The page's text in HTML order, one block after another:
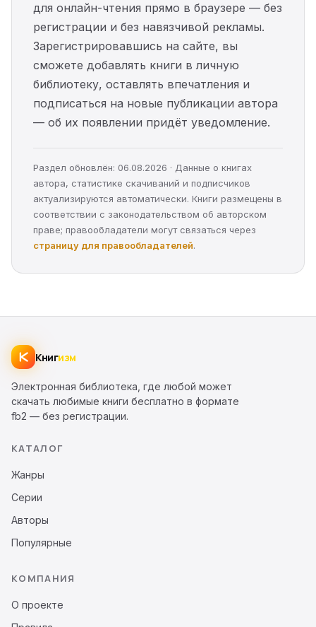
для онлайн-чтения прямо в браузере — без
регистрации и без навязчивой рекламы.
Зарегистрировавшись на сайте, вы
сможете добавлять книги в личную
библиотеку, оставлять впечатления и
подписаться на новые публикации автора
— об их появлении придёт уведомление.
Раздел обновлён: 06.08.2026 · Данные о книгах
автора, статистике скачиваний и подписчиков
актуализируются автоматически. Книги размещены в
соответствии с законодательством об авторском
праве; правообладатели могут связаться через
страницу для правообладателей.
Книгизм
Электронная библиотека, где любой может
скачать любимые книги бесплатно в формате
fb2 — без регистрации.
КАТАЛОГ
Жанры
Серии
Авторы
Популярные
КОМПАНИЯ
О проекте